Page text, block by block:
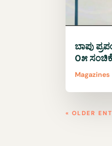
ಬಾಪು
0೫
Magazines
« OLDER